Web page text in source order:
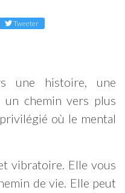
Tweeter
une histoire, une
un chemin vers plus
où le mental
vibratoire. Elle vous
de vie. Elle peut